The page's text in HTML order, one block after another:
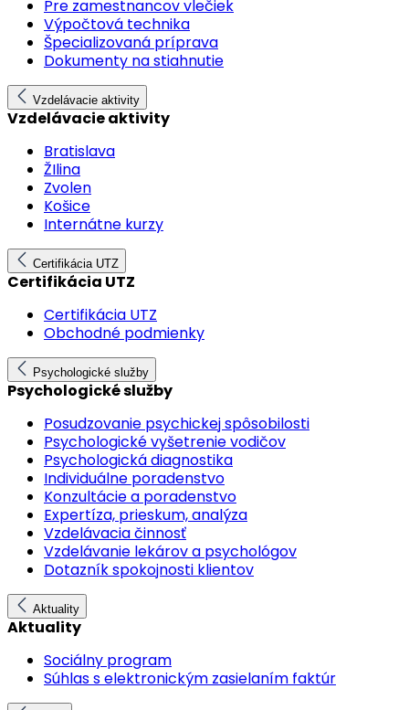
Pre zamestnancov vlečiek
Výpočtová technika
Špecializovaná príprava
Dokumenty na stiahnutie
Vzdelávacie aktivity
Vzdelávacie aktivity
Bratislava
ŽIlina
Zvolen
Košice
Internátne kurzy
Certifikácia UTZ
Certifikácia UTZ
Certifikácia UTZ
Obchodné podmienky
Psychologické služby
Psychologické služby
Posudzovanie psychickej spôsobilosti
Psychologické vyšetrenie vodičov
Psychologická diagnostika
Individuálne poradenstvo
Konzultácie a poradenstvo
Expertíza, prieskum, analýza
Vzdelávacia činnosť
Vzdelávanie lekárov a psychológov
Dotazník spokojnosti klientov
Aktuality
Aktuality
Sociálny program
Súhlas s elektronickým zasielaním faktúr